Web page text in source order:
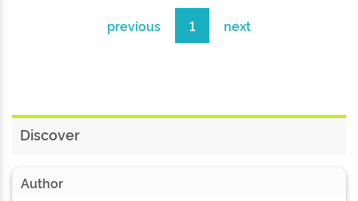
previous 1 next
Discover
Author